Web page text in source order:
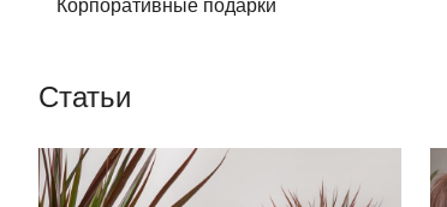
Корпоративные подарки
Статьи